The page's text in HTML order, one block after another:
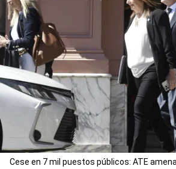
Cese en 7 mil puestos públicos: ATE